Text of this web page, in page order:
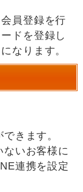
員登録を行
ドを登録し
なります。
きます。
ないお客様に
連携を設定